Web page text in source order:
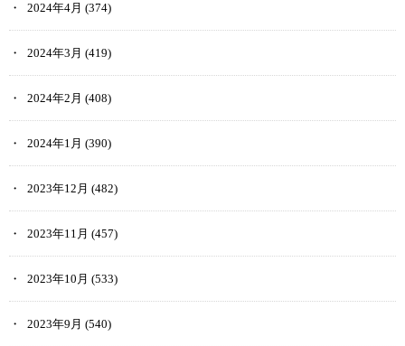
2024年4月 (374)
2024年3月 (419)
2024年2月 (408)
2024年1月 (390)
2023年12月 (482)
2023年11月 (457)
2023年10月 (533)
2023年9月 (540)